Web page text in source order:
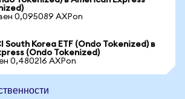
0,095089 AXPon
South Korea ETF (Ondo Tokenized) в
(Ondo Tokenized)
0,480216 AXPon